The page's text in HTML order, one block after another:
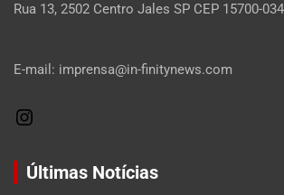
Rua 13, 2502 Centro Jales SP CEP 15700-034
E-mail: imprensa@in-finitynews.com
Últimas Notícias